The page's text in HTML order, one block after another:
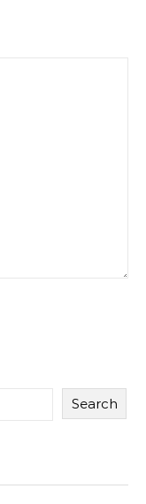
Search